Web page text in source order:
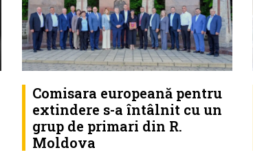
Comisara europeană pentru
extindere s-a întâlnit cu un
grup de primari din R.
Moldova